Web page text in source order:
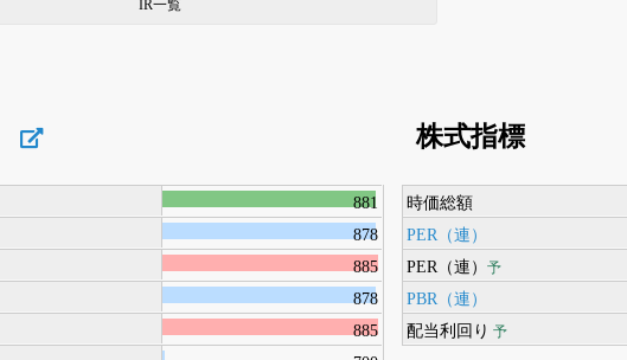
IR一覧
881
878
885
878
885
株式指標
時価総額
PER（連）
PER（連）予
PBR（連）
配当利回り 予